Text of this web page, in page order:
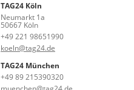
TAG24 Köln
Neumarkt 1a
50667 Köln
+49 221 98651990
koeln@tag24.de
TAG24 München
+49 89 215390320